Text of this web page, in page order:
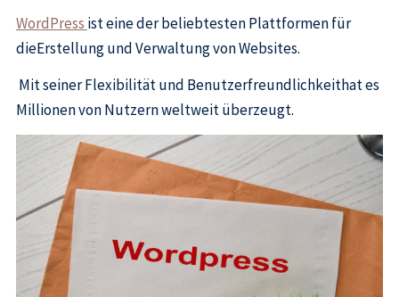
WordPress ist eine der beliebtesten Plattformen für
dieErstellung und Verwaltung von Websites.
Mit seiner Flexibilität und Benutzerfreundlichkeithat es
Millionen von Nutzern weltweit überzeugt.